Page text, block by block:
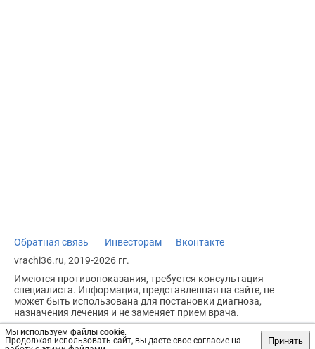
Мы используем файлы cookie.
Продолжая использовать сайт, вы даете свое согласие на
Принять
Обратная связь Инвесторам
Вконтакте
vrachi36.ru, 2019-2026 гг.
Имеются противопоказания, требуется консультация
специалиста. Информация, представленная на сайте, не
может быть использована для постановки диагноза,
назначения лечения и не заменяет прием врача.
Возрастное ограничение: 18+